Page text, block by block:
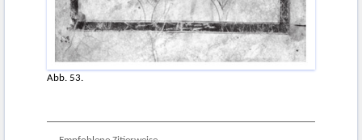
Abb. 53.